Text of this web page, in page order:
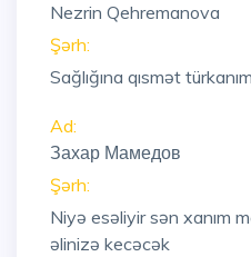
Nezrin Qehremanova
Şərh:
Sağlığına qısmət
Ad:
Захар Мамедов
Şərh:
Niyə esəliyir sən xanım
əlinizə kecəcək